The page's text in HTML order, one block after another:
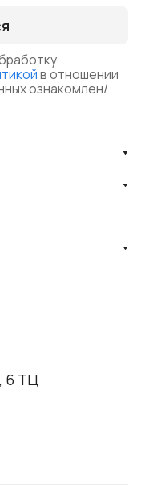
в отношении
ознакомлен/
6 ТЦ